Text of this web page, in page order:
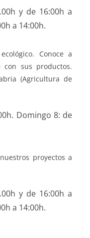
y de 16:00h a
a 14:00h.
Conoce a
con sus productos.
(Agricultura de
Domingo 8: de
proyectos a
y de 16:00h a
a 14:00h.